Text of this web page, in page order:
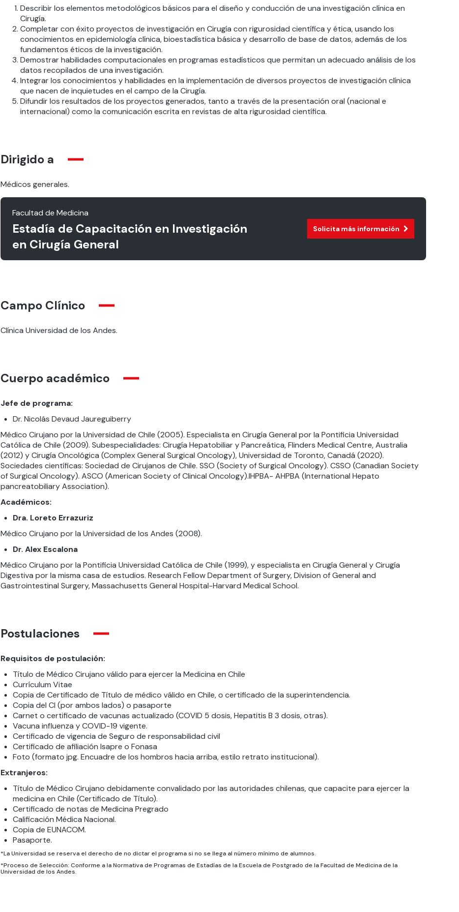
Describir los elementos metodológicos básicos para el diseño y conducción de una investigación clínica en
Cirugía.
Completar con éxito proyectos de investigación en Cirugía con rigurosidad científica y ética, usando los
conocimientos en epidemiología clínica, bioestadística básica y desarrollo de base de datos, además de los
fundamentos éticos de la investigación.
Demostrar habilidades computacionales en programas estadísticos que permitan un adecuado análisis de los
datos recopilados de una investigación.
Integrar los conocimientos y habilidades en la implementación de diversos proyectos de investigación clínica
que nacen de inquietudes en el campo de la Cirugía.
Difundir los resultados de los proyectos generados, tanto a través de la presentación oral (nacional e
internacional) como la comunicación escrita en revistas de alta rigurosidad científica.
Dirigido a
Médicos generales.
Facultad de Medicina
Estadía de Capacitación en Investigación
en Cirugía General
Solicita más información
Campo Clínico
Clínica Universidad de los Andes.
Cuerpo académico
Jefe de programa:
Dr. Nicolás Devaud Jaureguiberry
Médico Cirujano por la Universidad de Chile (2005). Especialista en Cirugía General por la Pontificia Universidad
Católica de Chile (2009). Subespecialidades: Cirugía Hepatobiliar y Pancreática, Flinders Medical Centre, Australia
(2012) y Cirugía Oncológica (Complex General Surgical Oncology), Universidad de Toronto, Canadá (2020).
Sociedades científicas: Sociedad de Cirujanos de Chile. SSO (Society of Surgical Oncology). CSSO (Canadian Society
of Surgical Oncology). ASCO (American Society of Clinical Oncology).IHPBA- AHPBA (International Hepato
pancreatobiliary Association).
Académicos:
Dra. Loreto Errazuriz
Médico Cirujano por la Universidad de los Andes (2008).
Dr. Alex Escalona
Médico Cirujano por la Pontificia Universidad Católica de Chile (1999), y especialista en Cirugía General y Cirugía
Digestiva por la misma casa de estudios. Research Fellow Department of Surgery, Division of General and
Gastrointestinal Surgery, Massachusetts General Hospital-Harvard Medical School.
Postulaciones
Requisitos de postulación:
Título de Médico Cirujano válido para ejercer la Medicina en Chile
Currículum Vitae
Copia de Certificado de Título de médico válido en Chile, o certificado de la superintendencia.
Copia del CI (por ambos lados) o pasaporte
Carnet o certificado de vacunas actualizado (COVID 5 dosis, Hepatitis B 3 dosis, otras).
Vacuna influenza y COVID-19 vigente.
Certificado de vigencia de Seguro de responsabilidad civil
Certificado de afiliación Isapre o Fonasa
Foto (formato jpg. Encuadre de los hombros hacia arriba, estilo retrato institucional).
Extranjeros:
Título de Médico Cirujano debidamente convalidado por las autoridades chilenas, que capacite para ejercer la
medicina en Chile (Certificado de Título).
Certificado de notas de Medicina Pregrado
Calificación Médica Nacional.
Copia de EUNACOM.
Pasaporte.
*La Universidad se reserva el derecho de no dictar el programa si no se llega al número mínimo de alumnos.
*Proceso de Selección: Conforme a la Normativa de Programas de Estadías de la Escuela de Postgrado de la Facultad de Medicina de la
Universidad de los Andes.